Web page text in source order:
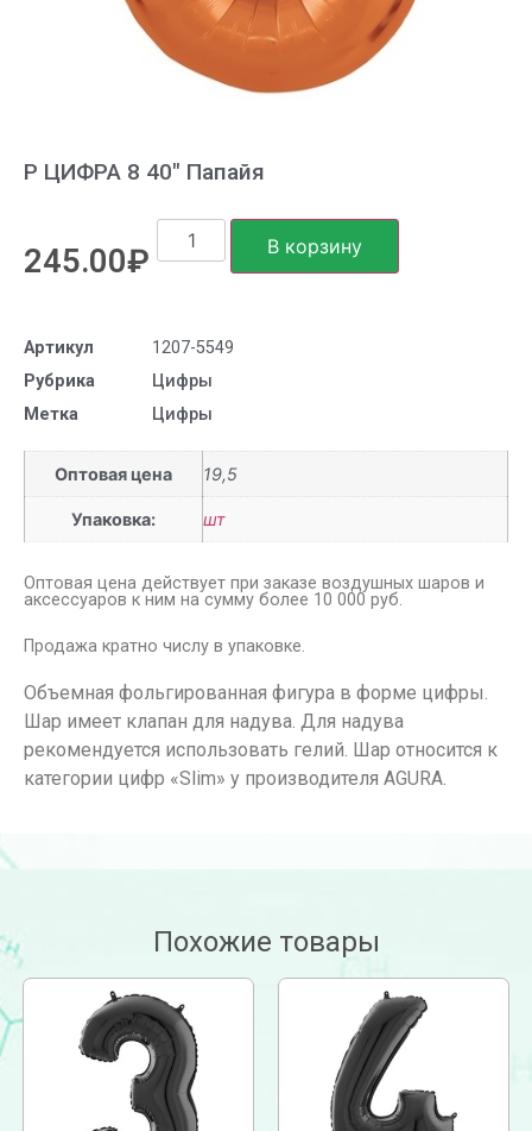
Р ЦИФРА 8 40″ Папайя
245.00₽ В корзину
Артикул
1207-5549
Рубрика
Цифры
Метка
Цифры
Оптовая цена 19,5
Упаковка: шт
Оптовая цена действует при заказе воздушных шаров и
аксессуаров к ним на сумму более 10 000 руб.
Продажа кратно числу в упаковке.
Объемная фольгированная фигура в форме цифры.
Шар имеет клапан для надува. Для надува
рекомендуется использовать гелий. Шар относится к
категории цифр «Slim» у производителя AGURA.
Похожие товары